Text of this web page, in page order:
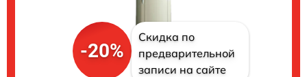
-20%
Скидка по
предварительной
записи на сайте